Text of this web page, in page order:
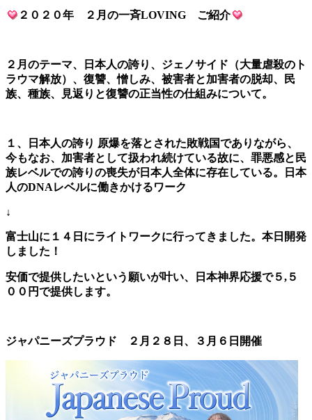
２０２０年 ２月の一斉LOVING ご紹介
２月のテーマ、日本人の誇り、ジェノサイド（大量虐殺のト
ラウマ解放）、復讐、憎しみ、被害者と加害者の脱却、民
族、種族、見返りと復讐の正当性の仕組みについて。
１、日本人の誇り 原爆を落とされた敗戦国でありながら、
今もなお、加害者として扱われ続けている故に、罪悪感と民
族レベルでの誇りの喪失が日本人全体に存在している。日本
人のDNAレベルに働きかけるワーク
↓
富士山に１４日にライトワークに行ってきました。本日開発
しました！
安価で提供したいという願いが叶い、日本神界応援で５,５
００円で提供します。
ジャパニーズプラウド ２月２８日、３月６日開催